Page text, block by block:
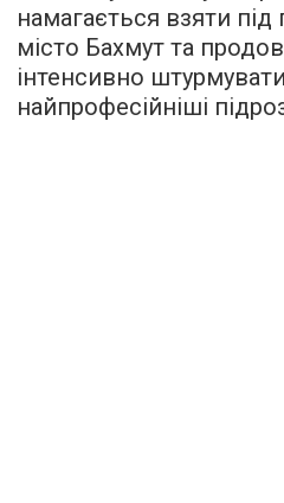
намагається взяти
місто Бахмут та
інтенсивно
найпрофесійніші